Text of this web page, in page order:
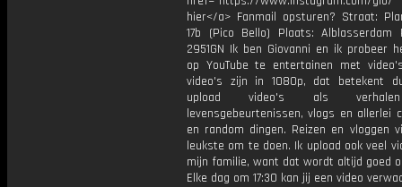
hier</a> Fanmail opsturen? Straat:
17b (Pico Bello) Plaats: Alblasserdam
2951GN Ik ben Giovanni en ik probeer
op YouTube te entertainen met
video's zijn in 1080p, dat betekent
upload video's als
levensgebeurtenissen, vlogs en allerlei
en random dingen. Reizen en vloggen
leukste om te doen. Ik upload ook veel
mijn familie, want dat wordt altijd goed
Elke dag om 17:30 kan jij een video